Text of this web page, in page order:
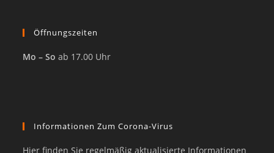
Öffnungszeiten
Mo – Soab 17.00 Uhr
Informationen Zum Corona-Virus
Hier finden Sie regelmäßig aktualisierte Informationen